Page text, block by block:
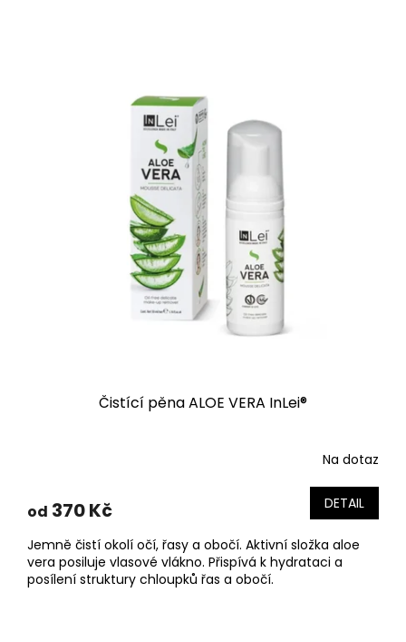
Čistící pěna ALOE VERA InLei®
Na dotaz
od 370 Kč DETAIL
Jemně čistí okolí očí, řasy a obočí. Aktivní složka aloe
vera posiluje vlasové vlákno. Přispívá k hydrataci a
posílení struktury chloupků řas a obočí.